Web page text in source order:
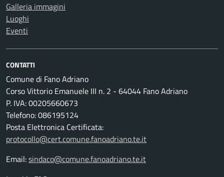
Galleria immagini
Luoghi
Eventi
CONTATTI
Comune di Fano Adriano
Corso Vittorio Emanuele III n. 2 - 64044 Fano Adriano
P. IVA: 00205660673
Telefono: 086195124
Posta Elettronica Certificata:
protocollo@cert.comune.fanoadriano.te.it
Email:sindaco@comune.fanoadriano.te.it